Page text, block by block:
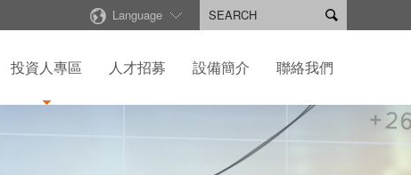
 Language
投資人專區 人才招募 設備簡介 聯絡我們